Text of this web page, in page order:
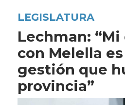
LEGISLATURA
Lechman:
con Melella
gestión que
provincia”